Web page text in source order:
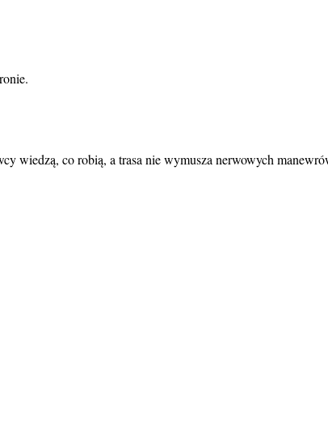
wiedzą, co robią, a trasa nie wymusza nerwowych